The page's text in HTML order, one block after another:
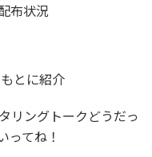
布状況
とに紹介
リングトークどうだっ
ってね！